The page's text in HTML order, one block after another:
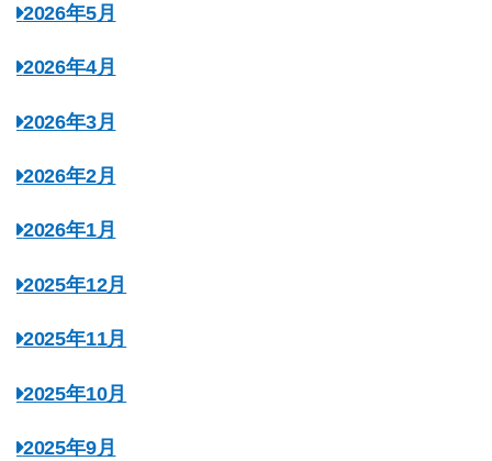
2026年5月
2026年4月
2026年3月
2026年2月
2026年1月
2025年12月
2025年11月
2025年10月
2025年9月